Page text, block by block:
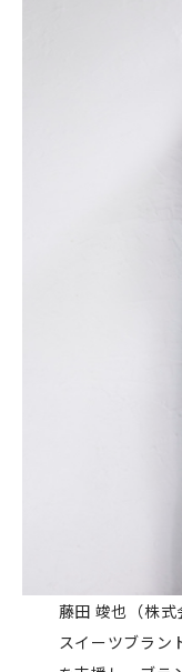
藤田 竣也（株式
スイーツブラ